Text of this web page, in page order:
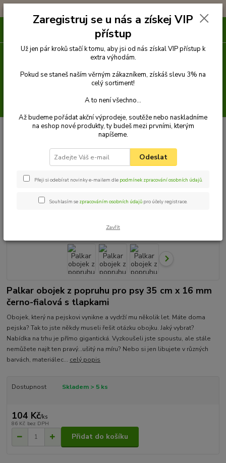
Venčení Obojky Obojky z popruhu
Obojek popruh 35 cm x
Palkar obojek z popruhu pro psy 35 cm x 16 mm černo-fialová s
Palkar obojek z popruhu pro psy
35 cm x 16 mm černo-fialová s
tlapkami
Palkar obojek z popruhu pro psy 35 cm x 16 mm
černo-fialová s tlapkami
Obojek, který na pejskovi vynikne a vydrží mu několik let. Máte doma
pejska? Tak to jste někdy museli řešit otázku obojku. Jaký vybrat?
Nabídka na trhu je přímo gigantická. Vyzkoušeli jste spoustu, ale stále
nemůžete najít ten pravý...ušitý na míru? Nebo si jen libujete v různých
barvách, materiálec... celý popis
Dostupnost Skladem > 5 ks
104 Kč/ks
86 Kč bez DPH
Přidat do košíku
Zaregistruj se u nás a získej VIP
přístup
Už jen pár kroků stačí k tomu, aby jsi od nás získal VIP přístup k
extra výhodám.
Pokud se staneš naším věrným zákazníkem, získáš slevu 3% na
celý sortiment!
A to není všechno...
Až budeme pořádat akční výprodeje, soutěže nebo naskladníme
na eshop nové produkty, ty budeš mezi prvními, kterým
napíšeme.
Odeslat
Přeji si odebírat novinky e-mailem dle podmínek zpracování osobních údajů.
Souhlasím se zpracováním osobních údajů pro účely registrace.
Zavřít